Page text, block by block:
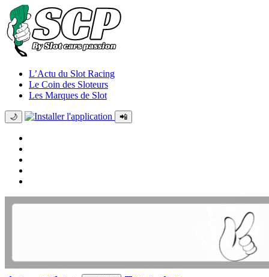
L’Actu du Slot Racing
Le Coin des Sloteurs
Les Marques de Slot
🌙 📲